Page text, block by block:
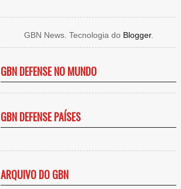
GBN News. Tecnologia do Blogger.
GBN DEFENSE NO MUNDO
GBN DEFENSE PAÍSES
ARQUIVO DO GBN